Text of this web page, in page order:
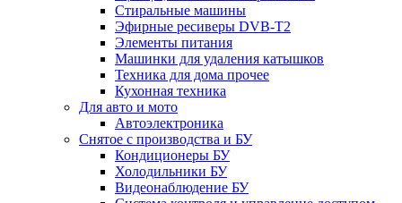
Стиральные машины
Эфирные ресиверы DVB-T2
Элементы питания
Машинки для удаления катышков
Техника для дома прочее
Кухонная техника
Для авто и мото
Автоэлектроника
Снятое с производства и БУ
Кондиционеры БУ
Холодильники БУ
Видеонаблюдение БУ